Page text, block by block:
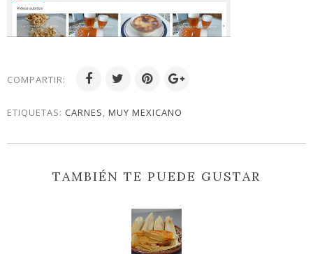
COMPARTIR:
ETIQUETAS: CARNES, MUY MEXICANO
TAMBIÉN TE PUEDE GUSTAR